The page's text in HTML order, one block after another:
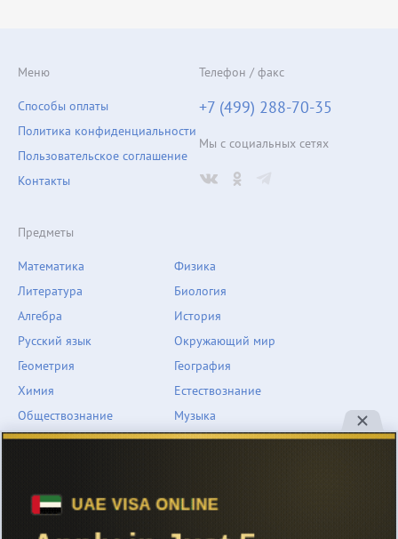
Предметы
Математика
Литература
Алгебра
Русский язык
Геометрия
Химия
Физика
Биология
История
Окружающий мир
География
Естествознание
Обществознание
Английский язык
Информатика
Музыка
ОБЖ
Меню
Способы оплаты
Политика конфиденциальности
Пользовательское соглашение
Контакты
Телефон / факс
+7 (499) 288-70-35
Мы с социальных сетях